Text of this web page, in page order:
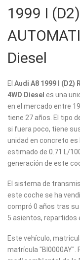
1999 I
Diesel
El Audi A8 1999 I (D2)
4WD Diesel es una
en el mercado entre
tiene 27 años. El tipo
si fuera poco, tiene
unidad en concreto es
estimado de 0.71 L/
generación de este
El sistema de
este coche se ha
compró 0 años tras
5 asientos, repartidos
Este vehículo,
matrícula "BI0000AY".